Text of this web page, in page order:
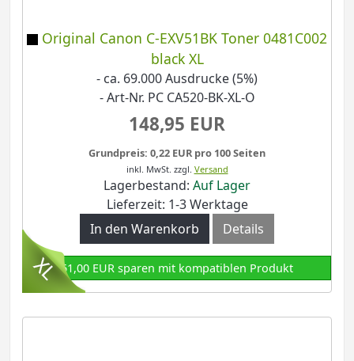
Original Canon C-EXV51BK Toner 0481C002
black XL
- ca. 69.000 Ausdrucke (5%)
- Art-Nr. PC CA520-BK-XL-O
148,95 EUR
Grundpreis: 0,22 EUR pro 100 Seiten
inkl. MwSt. zzgl. Versand
Lagerbestand: Auf Lager
Lieferzeit: 1-3 Werktage
In den Warenkorb
Details
61,00 EUR sparen mit kompatiblen Produkt